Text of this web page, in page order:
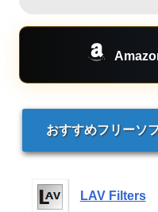
おすすめフリーソ
LAV Filters